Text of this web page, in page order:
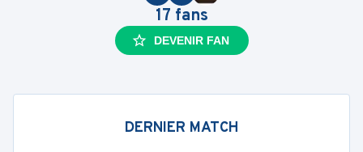
17 fans
DEVENIR FAN
DERNIER MATCH